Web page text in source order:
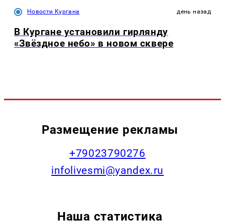
Новости Кургана день назад
В Кургане установили гирлянду
«Звёздное небо» в новом сквере
Размещение рекламы
+79023790276
infolivesmi@yandex.ru
Наша статистика